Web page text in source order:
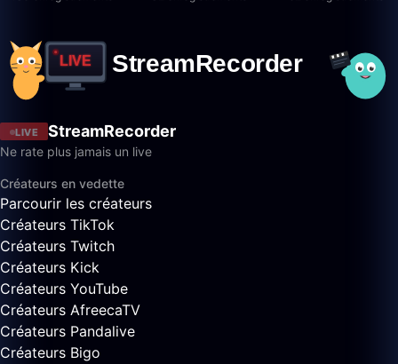
LIVE StreamRecorder
Ne rate plus jamais un live
Créateurs en vedette
Parcourir les créateurs
Créateurs TikTok
Créateurs Twitch
Créateurs Kick
Créateurs YouTube
Créateurs AfreecaTV
Créateurs Pandalive
Créateurs Bigo